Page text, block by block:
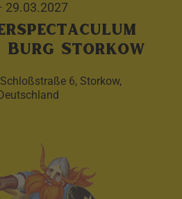
29.03.2027
Burg Storkow
Schloßstraße 6, Storkow,